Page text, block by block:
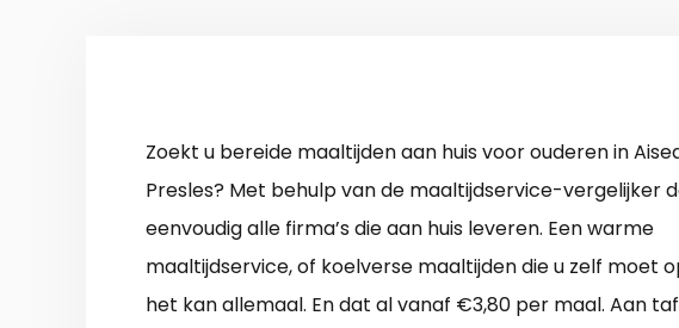
Zoekt u bereide maaltijden aan huis voor ouderen in
Presles? Met behulp van de maaltijdservice-vergelijker
eenvoudig alle firma’s die aan huis leveren. Een warme
maaltijdservice, of koelverse maaltijden die u zelf moet
het kan allemaal. En dat al vanaf €3,80 per maal. Aan